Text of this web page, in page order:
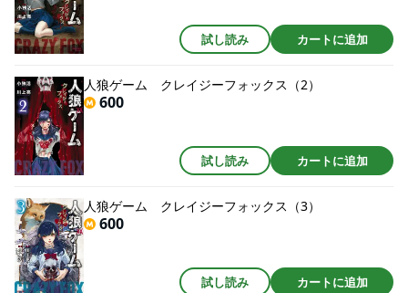
試し読み カートに追加
人狼ゲーム クレイジーフォックス（2）
600
試し読み カートに追加
人狼ゲーム クレイジーフォックス（3）
600
試し読み カートに追加